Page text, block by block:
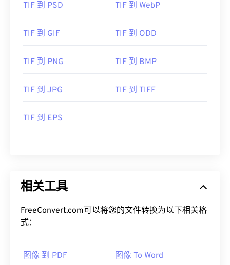
TIF 到 PSD TIF 到 WebP
TIF 到 GIF TIF 到 ODD
TIF 到 PNG TIF 到 BMP
TIF 到 JPG TIF 到 TIFF
TIF 到 EPS
相关工具
FreeConvert.com可以将您的文件转换为以下相关格
式：
图像 到 PDF 图像 To Word